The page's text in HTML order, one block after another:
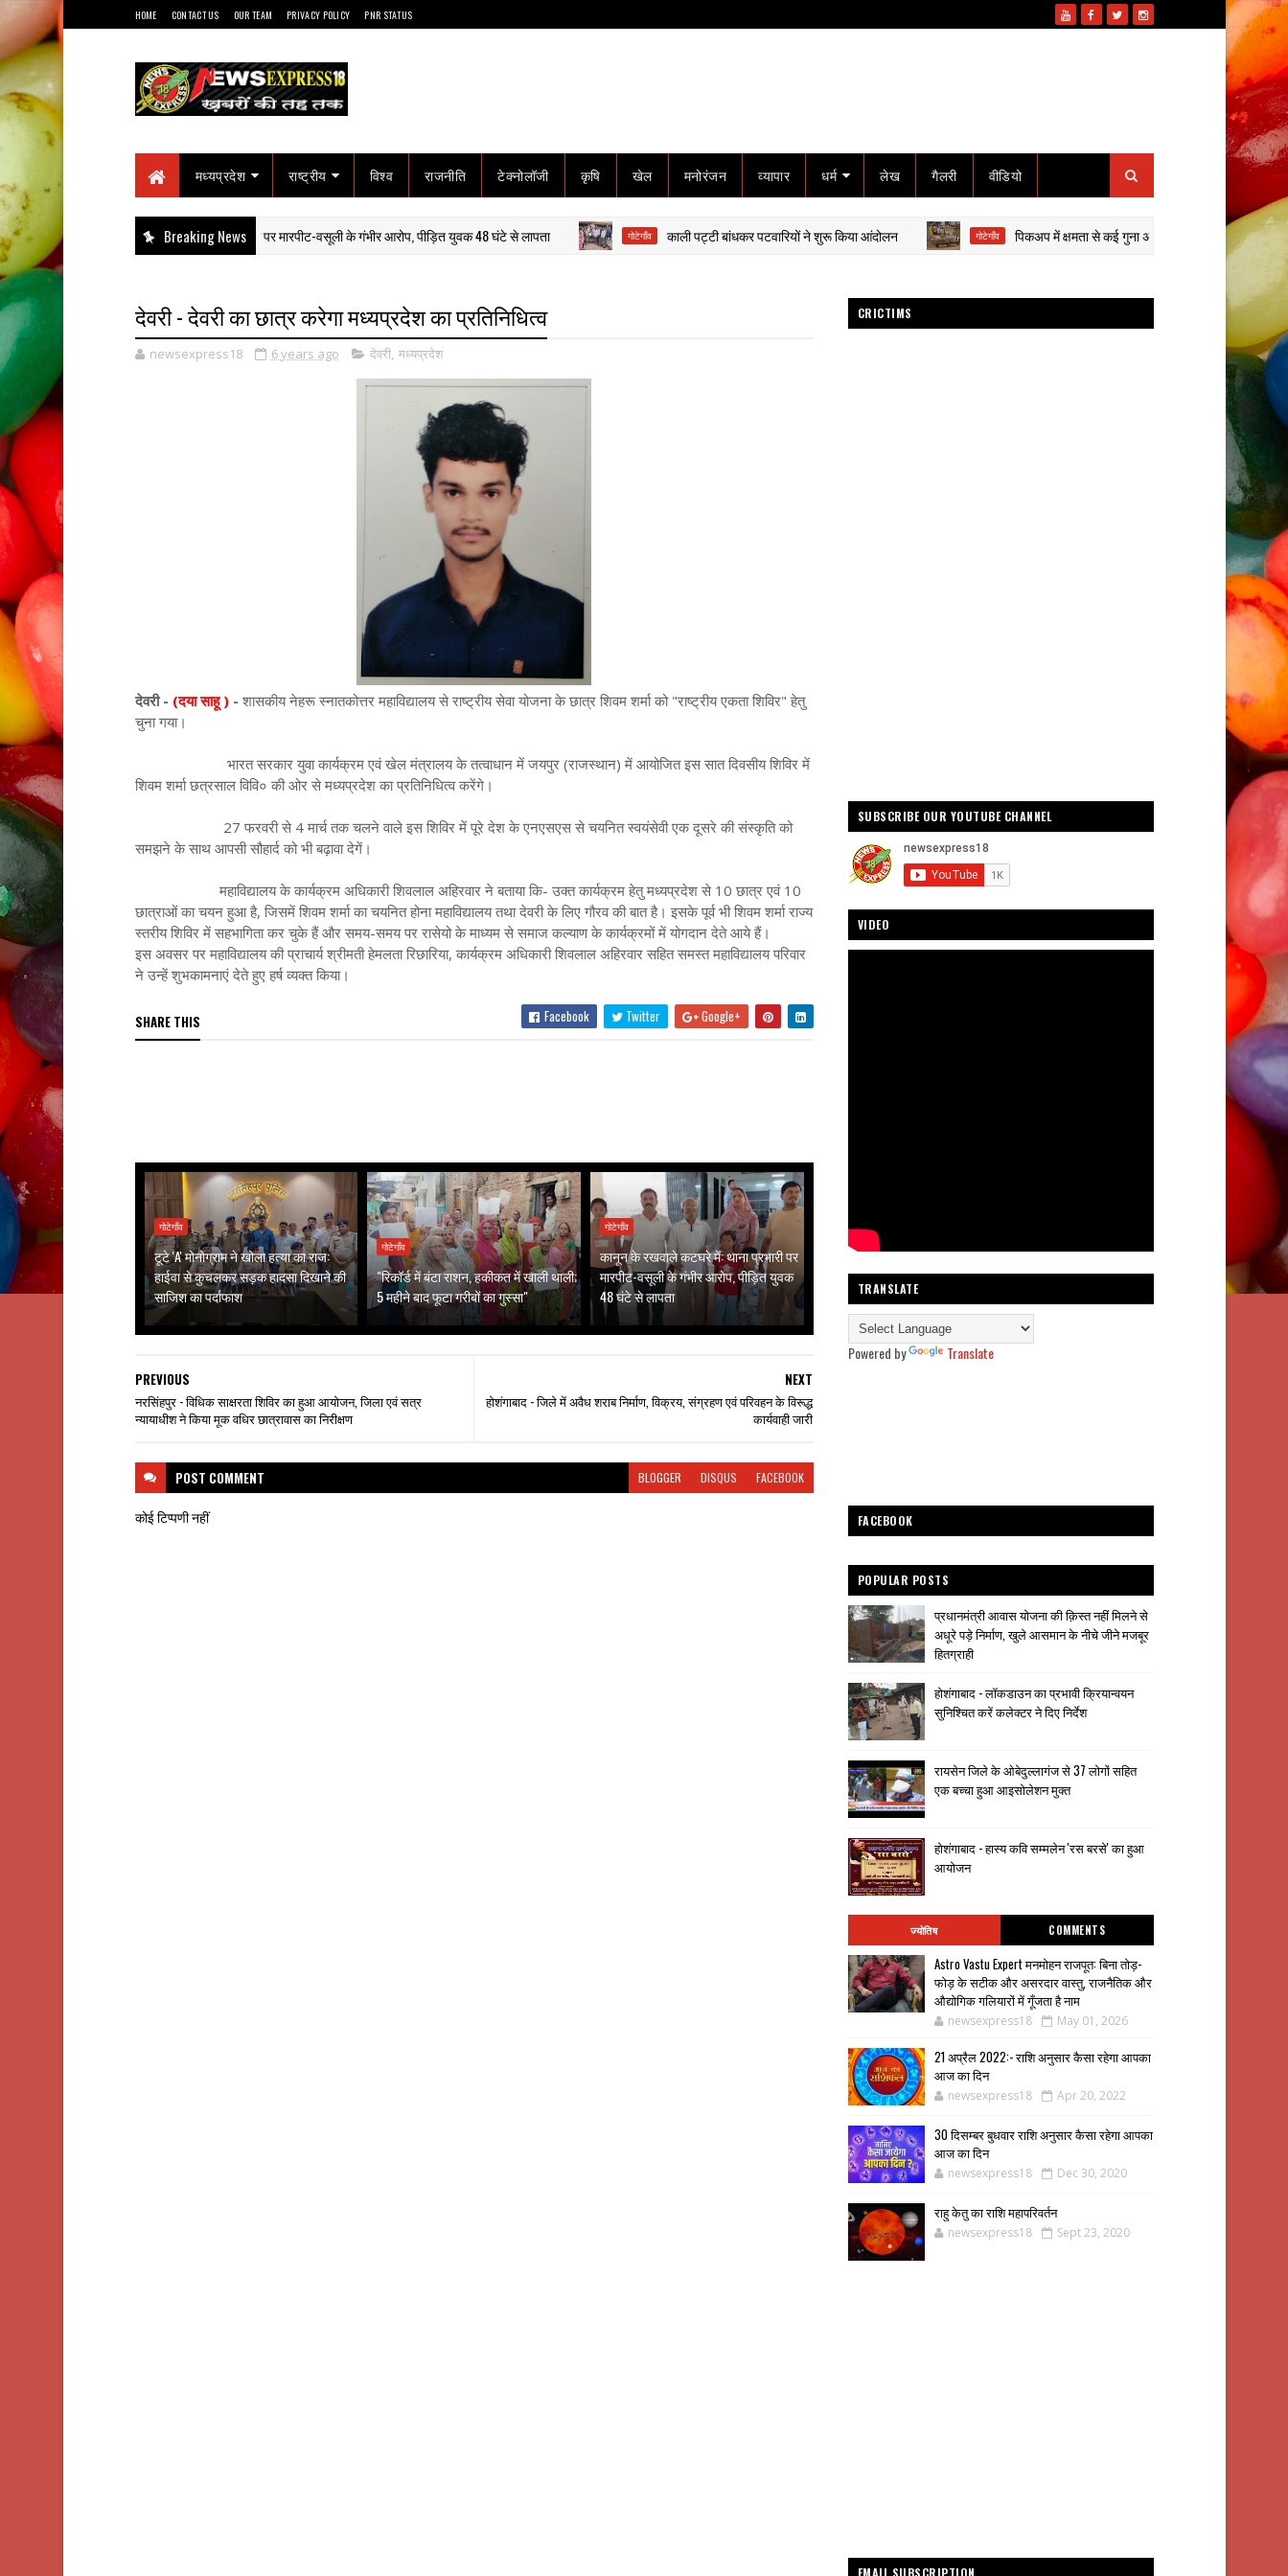
HOME CONTACT US OUR TEAM PRIVACY POLICY PNR STATUS
मध्यप्रदेश राष्ट्रीय विश्व राजनीति टेक्नोलॉजी कृषि खेल मनोरंजन व्यापार धर्म लेख गैलरी वीडियो
Breaking News
कानून के रखवाले कटघरे में: थाना प्रभारी पर मारपीट-वसूली के गंभीर आरोप, पीड़ित युवक 48 घंटे से लापता गोटेगाँव काली पट्टी बांधकर पटवारियों ने शुरू किया आंदोलन गोटेगाँव पिकअप में क्षमता से कई गुना अधिक मजदूर, क्या बड़े हादसे का इंतजार
देवरी - देवरी का छात्र करेगा मध्यप्रदेश का प्रतिनिधित्व
newsexpress18 6 years ago देवरी, मध्यप्रदेश
देवरी - (दया साहू ) - शासकीय नेहरू स्नातकोत्तर महाविद्यालय से राष्ट्रीय सेवा योजना के छात्र शिवम शर्मा को "राष्ट्रीय एकता शिविर" हेतु
चुना गया।
भारत सरकार युवा कार्यक्रम एवं खेल मंत्रालय के तत्वाधान में जयपुर (राजस्थान) में आयोजित इस सात दिवसीय शिविर में
शिवम शर्मा छत्रसाल विवि० की ओर से मध्यप्रदेश का प्रतिनिधित्व करेंगे।
27 फरवरी से 4 मार्च तक चलने वाले इस शिविर में पूरे देश के एनएसएस से चयनित स्वयंसेवी एक दूसरे की संस्कृति को
समझने के साथ आपसी सौहार्द को भी बढ़ावा देगें।
महाविद्यालय के कार्यक्रम अधिकारी शिवलाल अहिरवार ने बताया कि- उक्त कार्यक्रम हेतु मध्यप्रदेश से 10 छात्र एवं 10
छात्राओं का चयन हुआ है, जिसमें शिवम शर्मा का चयनित होना महाविद्यालय तथा देवरी के लिए गौरव की बात है। इसके पूर्व भी शिवम शर्मा राज्य
स्तरीय शिविर में सहभागिता कर चुके हैं और समय-समय पर रासेयो के माध्यम से समाज कल्याण के कार्यक्रमों में योगदान देते आये हैं।
इस अवसर पर महाविद्यालय की प्राचार्य श्रीमती हेमलता रिछारिया, कार्यक्रम अधिकारी शिवलाल अहिरवार सहित समस्त महाविद्यालय परिवार
ने उन्हें शुभकामनाएं देते हुए हर्ष व्यक्त किया।
SHARE THIS Facebook Twitter Google+
गोटेगाँव
टूटे 'A' मोनोग्राम ने खोला हत्या का राज:
हाईवा से कुचलकर सड़क हादसा दिखाने की
साजिश का पर्दाफाश
गोटेगाँव
"रिकॉर्ड में बंटा राशन, हकीकत में खाली थाली;
5 महीने बाद फूटा गरीबों का गुस्सा"
गोटेगाँव
कानून के रखवाले कटघरे में: थाना प्रभारी पर
मारपीट-वसूली के गंभीर आरोप, पीड़ित युवक
48 घंटे से लापता
NEXT
होशंगाबाद - जिले में अवैध शराब निर्माण, विक्रय, संग्रहण एवं परिवहन के विरूद्ध
कार्यवाही जारी
PREVIOUS
नरसिंहपुर - विधिक साक्षरता शिविर का हुआ आयोजन, जिला एवं सत्र
न्यायाधीश ने किया मूक वधिर छात्रावास का निरीक्षण
POST COMMENT BLOGGER DISQUS FACEBOOK
कोई टिप्पणी नहीं
CRICTIMS
SUBSCRIBE OUR YOUTUBE CHANNEL
VIDEO
TRANSLATE
Powered by Translate
FACEBOOK
POPULAR POSTS
प्रधानमंत्री आवास योजना की क़िस्त नहीं मिलने से
अधूरे पड़े निर्माण, खुले आसमान के नीचे जीने मजबूर
हितग्राही
होशंगाबाद - लॉकडाउन का प्रभावी क्रियान्वयन
सुनिश्चित करें कलेक्टर ने दिए निर्देश
रायसेन जिले के ओबेदुल्लागंज से 37 लोगों सहित
एक बच्चा हुआ आइसोलेशन मुक्त
होशंगाबाद - हास्य कवि सम्मलेन 'रस बरसे' का हुआ
आयोजन
ज्योतिष COMMENTS
Astro Vastu Expert मनमोहन राजपूत: बिना तोड़-
फोड़ के सटीक और असरदार वास्तु, राजनैतिक और
औद्योगिक गलियारों में गूँजता है नाम
newsexpress18 May 01, 2026
21 अप्रैल 2022:- राशि अनुसार कैसा रहेगा आपका
आज का दिन
newsexpress18 Apr 20, 2022
30 दिसम्बर बुधवार राशि अनुसार कैसा रहेगा आपका
आज का दिन
newsexpress18 Dec 30, 2020
राहु केतु का राशि महापरिवर्तन
newsexpress18 Sept 23, 2020
EMAIL SUBSCRIPTION